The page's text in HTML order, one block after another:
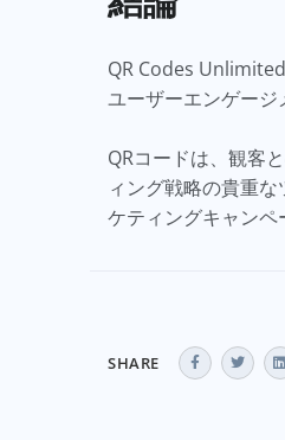
QR Codes
ユーザーエンゲージ
QRコードは、観客
ィング戦略の貴重
ケティングキャンペ
SHARE